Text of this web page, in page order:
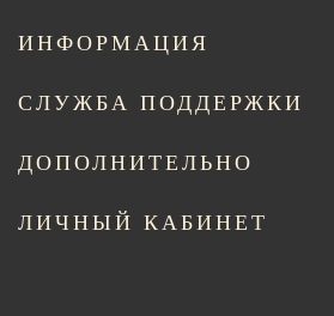
ИНФОРМАЦИЯ
СЛУЖБА ПОДДЕРЖКИ
ДОПОЛНИТЕЛЬНО
ЛИЧНЫЙ КАБИНЕТ